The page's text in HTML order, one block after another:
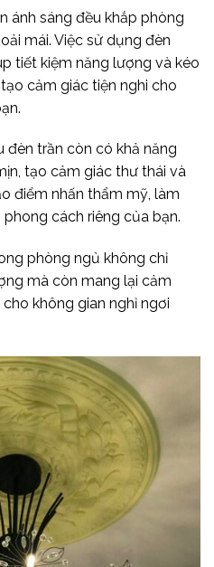
ánh sáng đều khắp phòng
mái. Việc sử dụng đèn
tiết kiệm năng lượng và kéo
cảm giác tiện nghi cho
đèn trần còn có khả năng
tạo cảm giác thư thái và
điểm nhấn thẩm mỹ, làm
cách riêng của bạn.
phòng ngủ không chỉ
mà còn mang lại cảm
không gian nghỉ ngơi